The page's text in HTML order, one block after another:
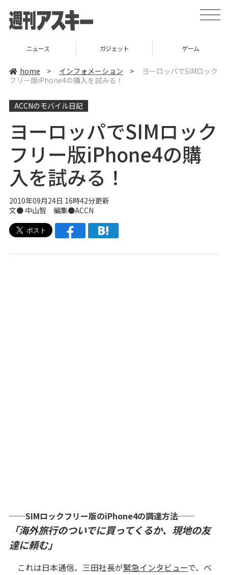
t
o
v
n
ニュース ガジェット ゲーム
home > インフォメーション >
ヨーロッパでSIMロック
フリー版iPhone4の購入を試みる！
ACCNのモバイル日記
ヨーロッパでSIMロック
フリー版iPhone4の購
入を試みる！
2010年09月24日 16時42分更新
文● 中山智 編集●ACCN
──SIMロックフリー版のiPhone4の調達方法──
「海外旅行のついでに買ってくるか、現地の友
達に頼む」
これは日本通信、三田社長が緊急インタビューで、ベ